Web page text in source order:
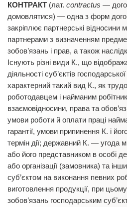
КОНТРАКТ (лат. contractus —
домовлятися) — одна з форм
закріплює партнерські відносини
партнерами з визначенням
зобов’язань і прав, а також
Існують різні види К., що
діяльності суб’єктів
характерний такий вид К., як
роботодавцем і найманим
взаємовідносини, права та
умови роботи й оплати праці
гарантії, умови припинення К. і
термін дії; державний К. — угода
або його представником в особі
або організації (замовника) та
суб’єктом на виконання певних
виготовлення продукції, при
зобов’язань господарським